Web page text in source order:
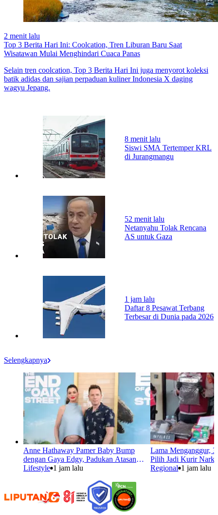
2 menit lalu
Top 3 Berita Hari Ini: Coolcation, Tren Liburan Baru Saat
Wisatawan Mulai Menghindari Cuaca Panas
Selain tren coolcation, Top 3 Berita Hari Ini juga menyorot koleksi
batik adidas dan sajian perpaduan kuliner Indonesia X daging
wagyu Jepang.
8 menit lalu
Siswi SMA Tertemper KRL
di Jurangmangu
52 menit lalu
Netanyahu Tolak Rencana
AS untuk Gaza
1 jam lalu
Daftar 8 Pesawat Terbang
Terbesar di Dunia pada 2026
Selengkapnya
Anne Hathaway Pamer Baby Bump
dengan Gaya Edgy, Padukan Atasan
Biru dan Jeans
Lifestyle 1 jam lalu
Lama Menganggur,
Pilih Jadi Kurir
Regional 1 jam lalu